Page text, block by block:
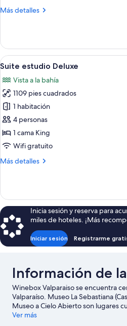
privado
Más detalles
Más
doble
estándar,
baño
Abrir
todas
las
fotos
de
Suite
estudio
Deluxe
6
Suite estudio Deluxe
Vista a la bahía
1109 pies cuadrados
1 habitación
4 personas
1 cama King
Wifi gratuito
Más detalles
Más
estudio
Deluxe
Inicia sesión y reserva para
miles de hoteles. ¡Más
Iniciar sesión Registrarme
Información de
Winebox Valparaiso se encuentra
Valparaíso. Museo La Sebastiana
Museo a Cielo Abierto son lugares
área. ¿Quieres asistir a un evento o
Ver más